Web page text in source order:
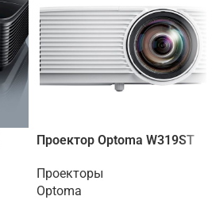
Проектор Optoma W319ST
Проекторы
Optoma